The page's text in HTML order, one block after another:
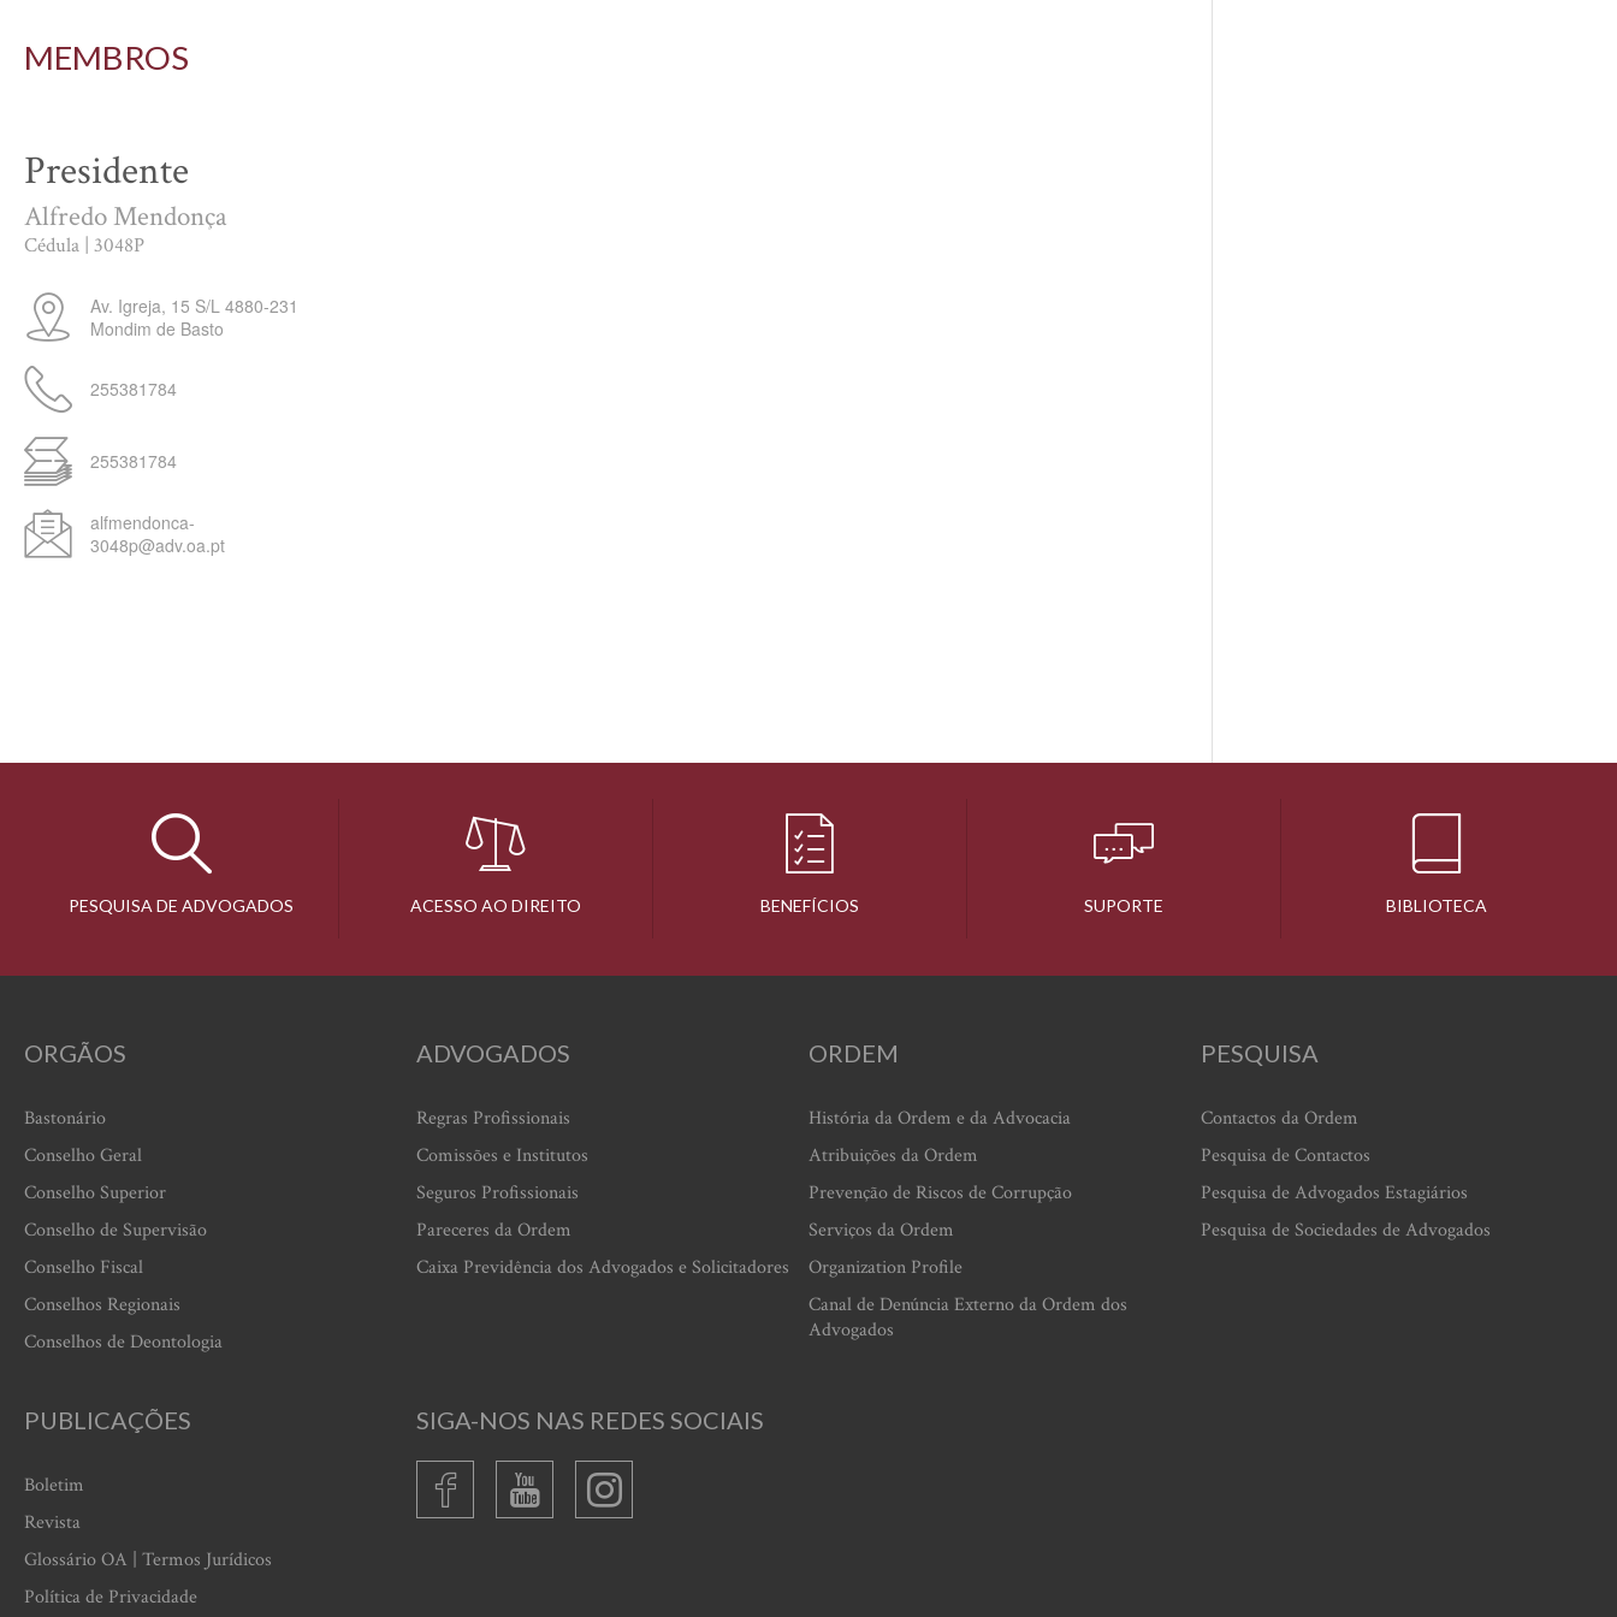
MEMBROS
Presidente
Alfredo Mendonça
Cédula | 3048P
Av. Igreja, 15 S/L 4880-231
Mondim de Basto
255381784
255381784
alfmendonca-
3048p@adv.oa.pt
PESQUISA DE ADVOGADOS ACESSO AO DIREITO BENEFÍCIOS SUPORTE BIBLIOTECA
ORGÃOS
Bastonário
Conselho Geral
Conselho Superior
Conselho de Supervisão
Conselho Fiscal
Conselhos Regionais
Conselhos de Deontologia
ADVOGADOS
Regras Profissionais
Comissões e Institutos
Seguros Profissionais
Pareceres da Ordem
Caixa Previdência dos Advogados e Solicitadores
ORDEM
História da Ordem e da Advocacia
Atribuições da Ordem
Prevenção de Riscos de Corrupção
Serviços da Ordem
Organization Profile
Canal de Denúncia Externo da Ordem dos
Advogados
PESQUISA
Contactos da Ordem
Pesquisa de Contactos
Pesquisa de Advogados Estagiários
Pesquisa de Sociedades de Advogados
PUBLICAÇÕES
Boletim
Revista
Glossário OA | Termos Jurídicos
Política de Privacidade
SIGA-NOS NAS REDES SOCIAIS